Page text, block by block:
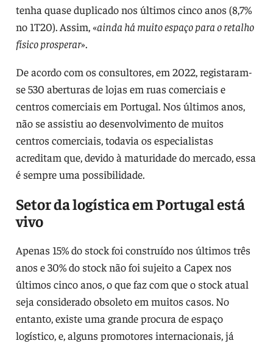
tenha quase duplicado nos últimos cinco anos (8,7%
no 1T20). Assim, «ainda há muito espaço para o retalho
físico prosperar».
De acordo com os consultores, em 2022, registaram-
se 530 aberturas de lojas em ruas comerciais e
centros comerciais em Portugal. Nos últimos anos,
não se assistiu ao desenvolvimento de muitos
centros comerciais, todavia os especialistas
acreditam que, devido à maturidade do mercado, essa
é sempre uma possibilidade.
Setor da logística em Portugal está
vivo
Apenas 15% do stock foi construído nos últimos três
anos e 30% do stock não foi sujeito a Capex nos
últimos cinco anos, o que faz com que o stock atual
seja considerado obsoleto em muitos casos. No
entanto, existe uma grande procura de espaço
logístico, e, alguns promotores internacionais, já